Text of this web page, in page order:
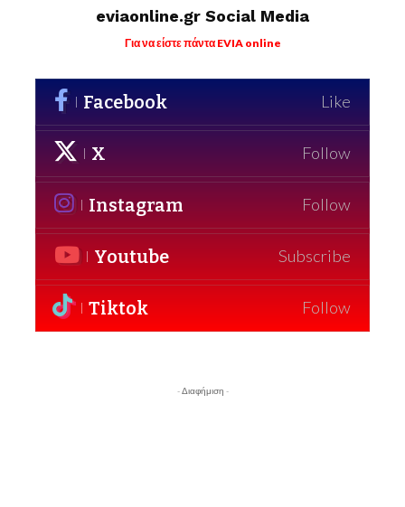
eviaonline.gr Social Media
Για να είστε πάντα EVIA online
Facebook Like
X Follow
Instagram Follow
Youtube Subscribe
Tiktok Follow
- Διαφήμιση -